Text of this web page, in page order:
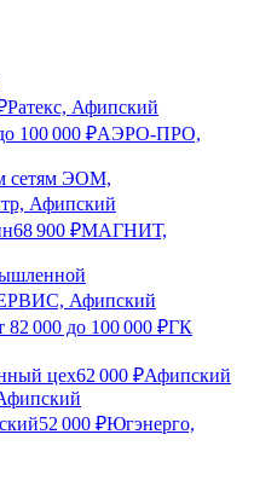
Ратекс, Афипский
100 000 ₽АЭРО-ПРО,
сетям ЭОМ,
Афипский
68 900 ₽МАГНИТ,
Афипский
82 000 до 100 000 ₽ГК
цех62 000 ₽Афипский
52 000 ₽Югэнерго,